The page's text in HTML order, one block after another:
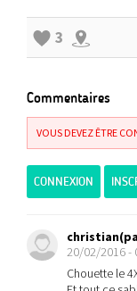
3
Commentaires
VOUS DEVEZ ÊTRE
CONNEXION
20/02/2016 -
Chouette le